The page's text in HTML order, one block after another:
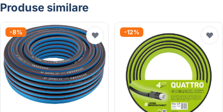
Produse similare
-8% ♥ -12% ♥